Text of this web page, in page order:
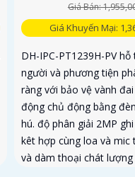
Giá Bán:
Giá Khuyến Mại:
DH-IPC-PT1239H-PV
người và phương tiện
ràng với bảo vệ vành
động chủ động bằng
hú. độ phân giải 2MP
kêt hợp cùng loa và mic
và dàm thoại chát lượng